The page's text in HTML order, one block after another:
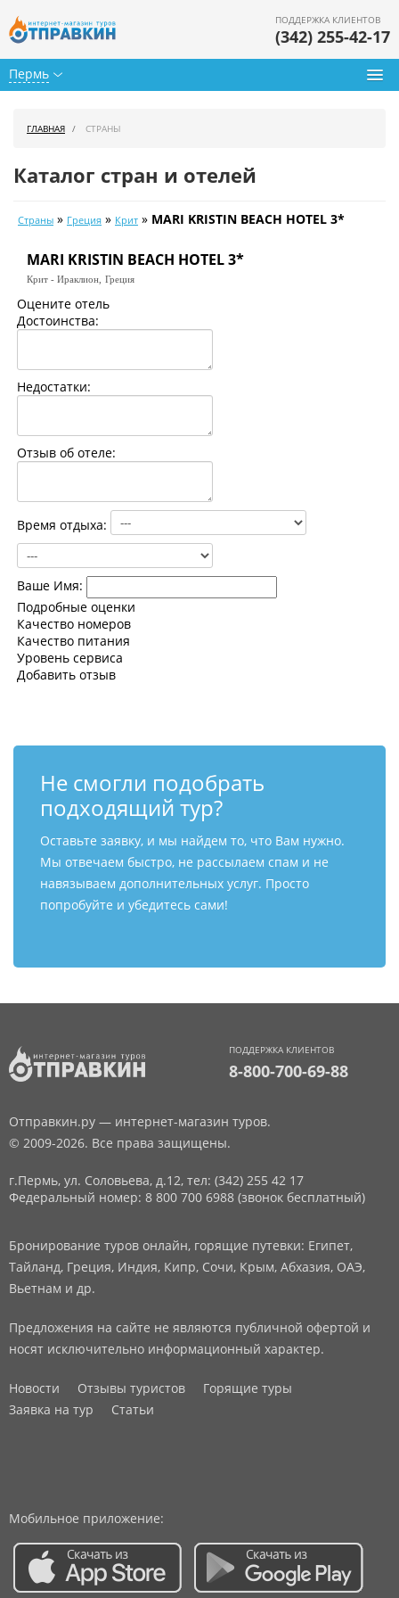
Пермь
ПОДДЕРЖКА КЛИЕНТОВ
(342) 255-42-17
Календарь туров
Цены дня
Страны
ГЛАВНАЯ СТРАНЫ
Каталог стран и отелей
Страны » Греция » Крит » MARI KRISTIN BEACH HOTEL 3*
MARI KRISTIN BEACH HOTEL 3*
Крит - Ираклион, Греция
Оцените отель
Достоинства:
Недостатки:
Отзыв об отеле:
Время отдыха:
Ваше Имя:
Подробные оценки
Качество номеров
Качество питания
Уровень сервиса
Добавить отзыв
Не смогли подобрать
подходящий тур?
Оставьте заявку, и мы найдем то, что Вам нужно.
Мы отвечаем быстро, не рассылаем спам и не
навязываем дополнительных услуг. Просто
попробуйте и убедитесь сами!
ПОДДЕРЖКА КЛИЕНТОВ
8-800-700-69-88
Отправкин.ру — интернет-магазин туров.
© 2009-2026. Все права защищены.
г.Пермь, ул. Соловьева, д.12, тел: (342) 255 42 17
Федеральный номер: 8 800 700 6988 (звонок бесплатный)
Бронирование туров онлайн, горящие путевки: Египет,
Тайланд, Греция, Индия, Кипр, Сочи, Крым, Абхазия, ОАЭ,
Вьетнам и др.
Предложения на сайте не являются публичной офертой и
носят исключительно информационный характер.
Новости Отзывы туристов
Горящие туры
Заявка на тур
Статьи
Мобильное приложение: